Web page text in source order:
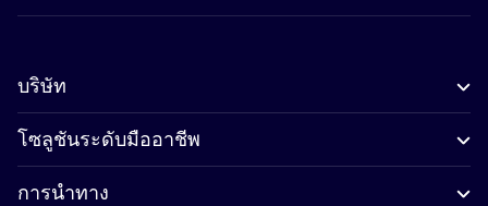
บริษัท
โซลูชันระดับมืออาชีพ
การนำทาง